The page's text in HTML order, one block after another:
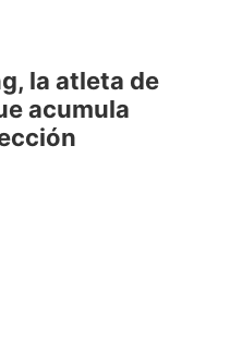
la atleta de
acumula